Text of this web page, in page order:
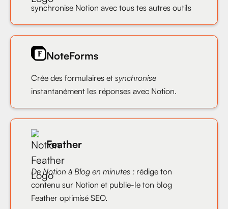
synchronise Notion avec tous tes autres outils
NoteForms
Crée des formulaires et synchronise
instantanément les réponses avec Notion.
Feather
De Notion à Blog en minutes : rédige ton
contenu sur Notion et publie-le ton blog
Feather optimisé SEO.